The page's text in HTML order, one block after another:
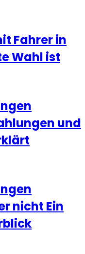
Fahrer in
Wahl ist
und
nicht Ein